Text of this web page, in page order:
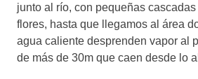
junto al río, con pequeñas
flores, hasta que llegamos al área
agua caliente desprenden vapor al
de más de 30m que caen desde lo